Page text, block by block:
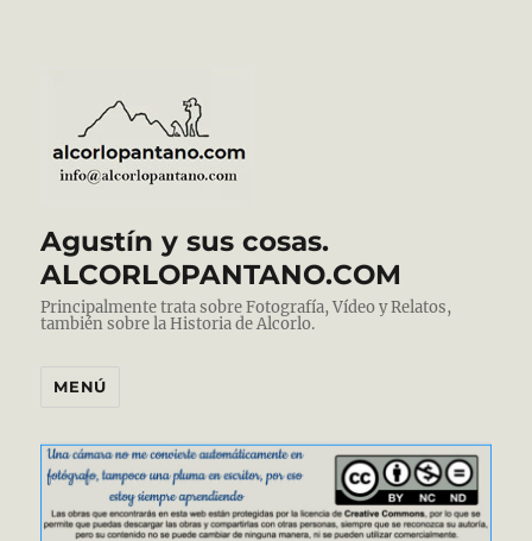
Agustín y sus cosas.
ALCORLOPANTANO.COM
Principalmente trata sobre Fotografía, Vídeo y Relatos,
también sobre la Historia de Alcorlo.
MENÚ